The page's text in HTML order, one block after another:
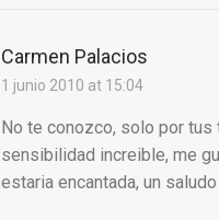
Carmen Palacios
1 junio 2010 at 15:04
No te conozco, solo por tus
sensibilidad increible, me
estaria encantada, un